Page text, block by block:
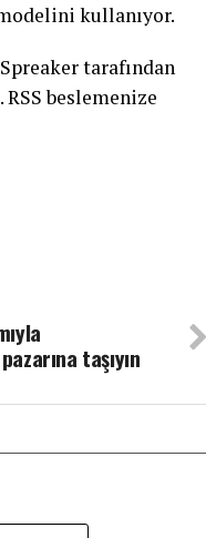
kullanıyor.
tarafından
beslemenize
taşıyın